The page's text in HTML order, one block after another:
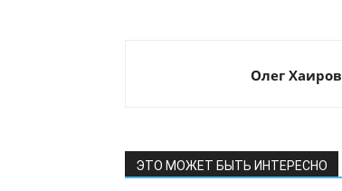
Олег Хаиров
ЭТО МОЖЕТ БЫТЬ ИНТЕРЕСНО